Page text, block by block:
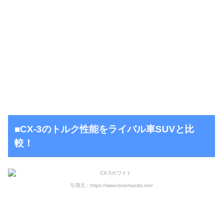
■CX-3のトルク性能をライバル車SUVと比
較！
引用元：https://www.lovemazda.net/